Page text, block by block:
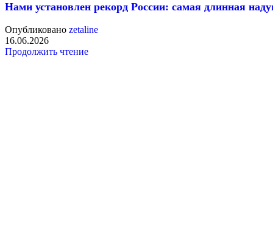
Нами установлен рекорд России: самая длинная
Опубликовано zetaline
16.06.2026
Продолжить чтение